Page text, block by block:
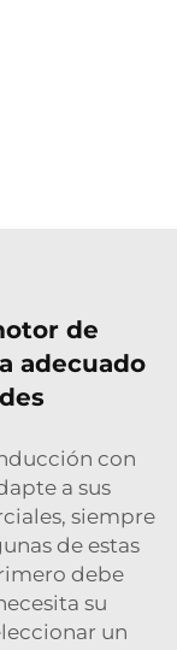
de
adecuado
con
a sus
siempre
de estas
debe
su
un